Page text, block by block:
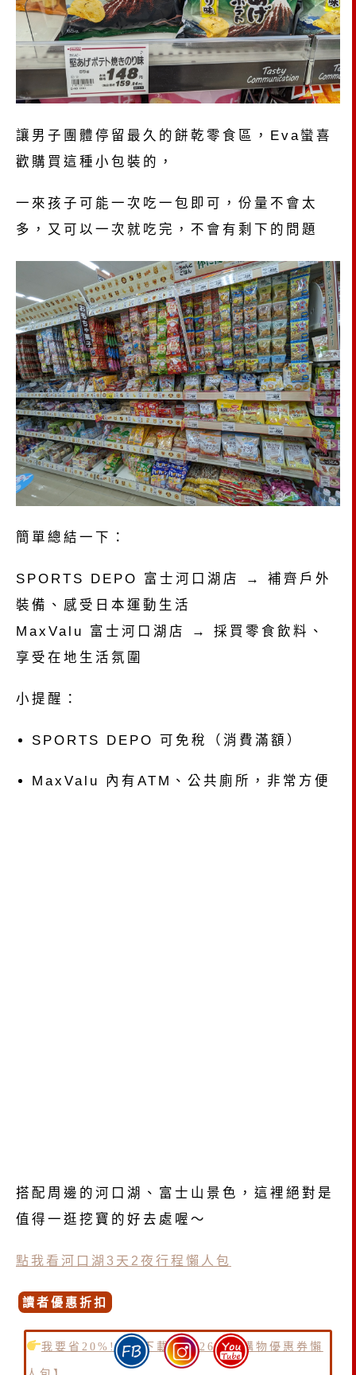
讓男子團體停留最久的餅乾零食區，Eva蠻喜
歡購買這種小包裝的，
一來孩子可能一次吃一包即可，份量不會太
多，又可以一次就吃完，不會有剩下的問題
簡單總結一下：
SPORTS DEPO 富士河口湖店 → 補齊戶外
裝備、感受日本運動生活
MaxValu 富士河口湖店 → 採買零食飲料、
享受在地生活氛圍
小提醒：
SPORTS DEPO 可免稅（消費滿額）
MaxValu 內有ATM、公共廁所，非常方便
搭配周邊的河口湖、富士山景色，這裡絕對是
值得一逛挖寶的好去處喔～
點我看河口湖3天2夜行程懶人包
讀者優惠折扣
我要省20%!點我下載【2026日本購物優惠券懶